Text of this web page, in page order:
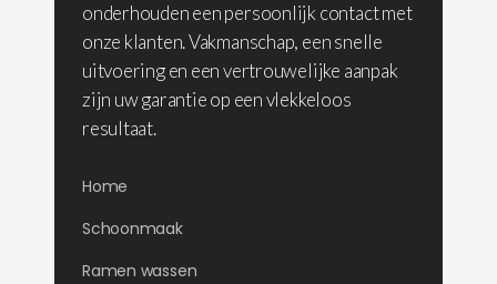
onderhouden een persoonlijk contact met
onze klanten. Vakmanschap, een snelle
uitvoering en een vertrouwelijke aanpak
zijn uw garantie op een vlekkeloos
resultaat.
Home
Schoonmaak
Ramen wassen